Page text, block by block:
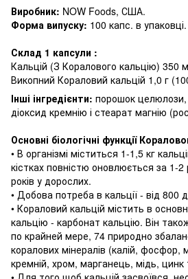
Виробник: NOW Foods, США.
Форма випуску: 100 капс. в упаковці.
Склад 1 капсули :
Кальцій (З Коралового кальцію) 350
Викопний Кораловий кальцій 1,0 г
Інші інгредієнти: порошок
діоксид кремнію і стеарат магнію
Основні біологічні функції
• В організмі міститься 1-1,5 кг
кістках повністю оновлюється за 1-2
років у дорослих.
• Добова потреба в кальції - від 800
• Кораловий кальцій містить в
кальцію - карбонат кальцію. Він
по крайней мере, 74 природно
коралових мінералів (калій, фосфор,
кремній, хром, марганець, мідь, цинк